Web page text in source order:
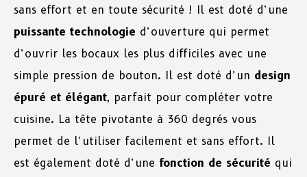
sans effort et en toute sécurité ! Il est doté d’une
puissante technologie d’ouverture qui permet
d’ouvrir les bocaux les plus difficiles avec une
simple pression de bouton. Il est doté d’un design
épuré et élégant, parfait pour compléter votre
cuisine. La tête pivotante à 360 degrés vous
permet de l’utiliser facilement et sans effort. Il
est également doté d’une fonction de sécurité qui